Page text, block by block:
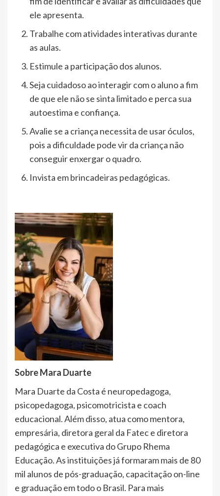
ele apresenta.
Trabalhe com atividades interativas durante
as aulas.
Estimule a participação dos alunos.
Seja cuidadoso ao interagir com o aluno a fim
de que ele não se sinta limitado e perca sua
autoestima e confiança.
Avalie se a criança necessita de usar óculos,
pois a dificuldade pode vir da criança não
conseguir enxergar o quadro.
Invista em brincadeiras pedagógicas.
Sobre Mara Duarte
Mara Duarte da Costa é neuropedagoga,
psicopedagoga, psicomotricista e coach
educacional. Além disso, atua como mentora,
empresária, diretora geral da Fatec e diretora
pedagógica e executiva do Grupo Rhema
Educação. As instituições já formaram mais de 80
mil alunos de pós-graduação, capacitação on-line
e graduação em todo o Brasil. Para mais